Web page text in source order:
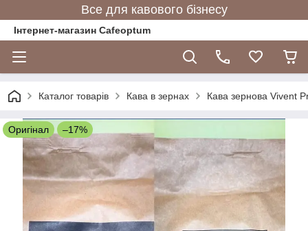
Все для кавового бізнесу
Інтернет-магазин Cafeoptum
Каталог товарів Кава в зернах Кава зернова Vivent
Оригінал –17%